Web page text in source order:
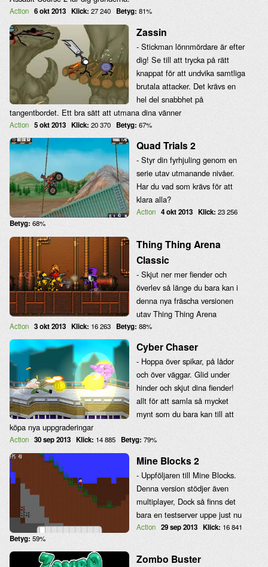
Action 6 okt 2013 Klick: 27 240 Betyg: 81%
Zassin
- Stickman lönnmördare är efter
dig! Se till att trycka på rätt
knappat för att undvika samtliga
brutala attacker. Det krävs en
hel del snabbhet på
tangentbordet. Ett bra sätt att utmana dina vänner
Action 5 okt 2013 Klick: 20 370 Betyg: 67%
Quad Trials 2
- Styr din fyrhjuling genom en
serie utav utmanande nivåer.
Har du vad som krävs för att
klara alla?
Action 4 okt 2013 Klick: 23 256
Betyg: 68%
Thing Thing Arena
Classic
- Skjut ner mer fiender och
överlev så länge du bara kan i
denna nya fräscha versionen
utav Thing Thing Arena
Action 3 okt 2013 Klick: 16 263 Betyg: 88%
Cyber Chaser
- Hoppa över spikar, på lådor
och över väggar. Glid under
hinder och skjut dina fiender!
allt för att samla så mycket
mynt som du bara kan till att
köpa nya uppgraderingar
Action 30 sep 2013 Klick: 14 885 Betyg: 79%
Mine Blocks 2
- Uppföljaren till Mine Blocks.
Denna version stödjer även
multiplayer, Dock så finns det
bara en testserver uppe just nu
Action 29 sep 2013 Klick: 16 841
Betyg: 59%
Zombo Buster